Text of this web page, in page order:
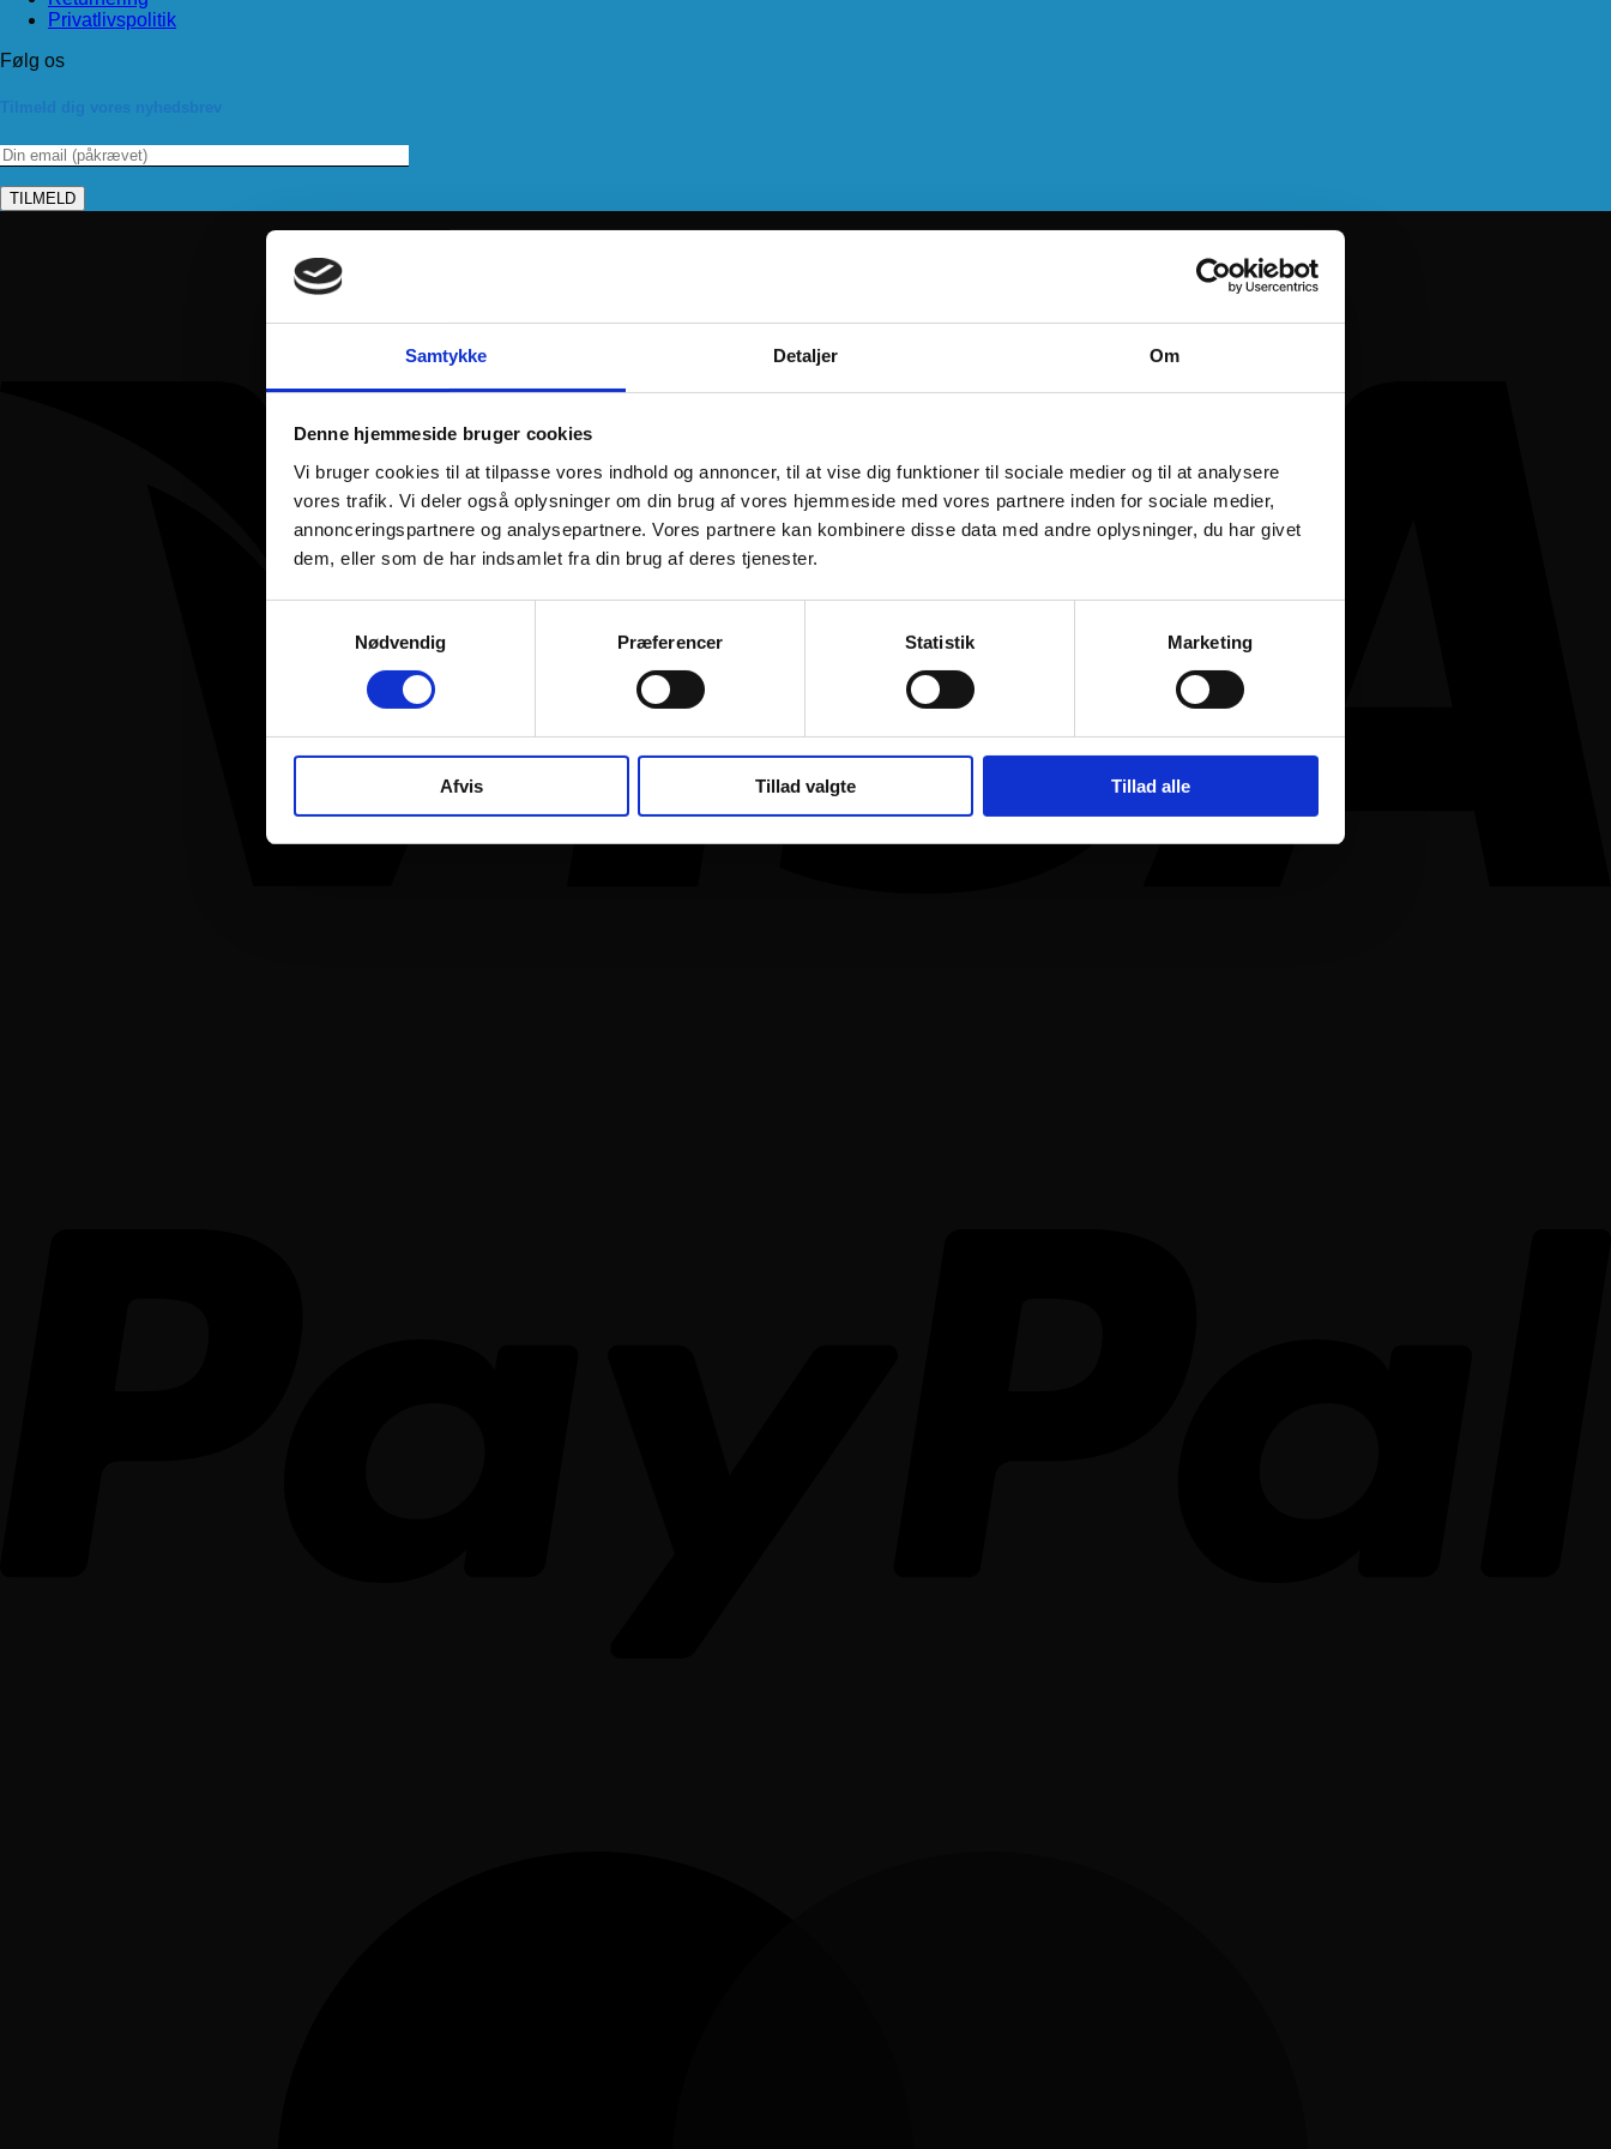
Samtykke Detaljer Om
Denne hjemmeside bruger cookies
Vi bruger cookies til at tilpasse vores indhold og annoncer, til at vise dig funktioner til sociale medier og til at analysere
vores trafik. Vi deler også oplysninger om din brug af vores hjemmeside med vores partnere inden for sociale medier,
annonceringspartnere og analysepartnere. Vores partnere kan kombinere disse data med andre oplysninger, du har givet
dem, eller som de har indsamlet fra din brug af deres tjenester.
Nødvendig
Præferencer Statistik Marketing
Afvis Tillad valgte Tillad alle
Privatlivspolitik
Følg os
Tilmeld dig vores nyhedsbrev